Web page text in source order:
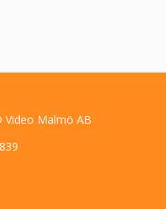
Video Malmö AB